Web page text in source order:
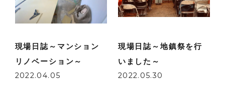
現場日誌～マンション
リノベーション～
2022.04.05
現場日誌～地鎮祭を行
いました～
2022.05.30